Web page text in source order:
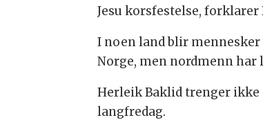
Jesu korsfestelse, forklarer
I noen land blir
Norge, men nordmenn har
Herleik Baklid trenger ikke
langfredag.